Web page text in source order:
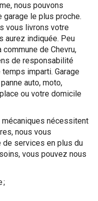
nous pouvons
le plus proche.
vous livrons votre
aurez indiquée. Peu
de Chevru,
de responsabilité
imparti. Garage
auto, moto,
ou votre domicile
nécessitent
nous vous
de services en plus du
vous pouvez nous
;